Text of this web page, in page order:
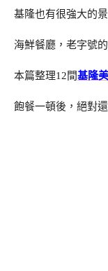
基隆也有很強大的
海鮮餐廳，老字號
本篇整理12間基隆
飽餐一頓後，絕對